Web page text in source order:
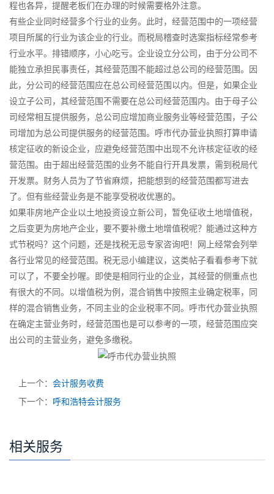
程也各异，提醒老板们在办理的时候需要格外注意。
有些企业同时经营多个行业的业务。此时，经营范围中的一项经营
项目所属的行业为该企业的行业。而税局稽查时选案指标经常参考
行业水平。排错顺序，小心吃亏。企业设立分公司，由于分公司不
能独立承担民事责任，其经营范围不能超过总公司的经营范围。因
此，分公司的经营范围应在总公司经营范围以内。但是，如果企业
设立子公司，其经营范围不需要在总公司经营范围内。由于母子公
司经常相互提供服务，总公司应增加商业服务业等经营范围，子公
司增加为总公司提供服务的经营范围。呼市代办营业执照打算申请
核定征收的新设企业，应避免经营范围中出现不允许核定征收的经
营范围。由于超出经营范围的业务不能自行开具发票，需到税局代
开发票。财务人员为了节省麻烦，把能想到的经营范围都写进去
了。但有些经营业务是不能享受税收优惠的。
如果非房地产企业以土地投资设立新公司，暂免征收土地增值税，
之后变更为房地产企业，要不要补缴土地增值税呢？能通过这种方
式节税吗？这个问题，还是找税无忌专家咨询吧！网上经常会列举
各行业常见的经营范围。税无忌小编建议，这类帖子看看参考下就
可以了，不要全抄喔。即使是相同行业的企业，其经营的侧重点也
有很大的不同。以增值税为例，混合销售中按照主业确定税率，同
样的混合销售业务，不同主业的企业税率不同。呼市代办营业执照
在确定主营业务时，经营范围也是可以参考的一项，经营范围应突
出公司的主营业务，避免多缴税。
上一个： 会计服务收费
下一个： 呼和浩特会计服务
相关服务